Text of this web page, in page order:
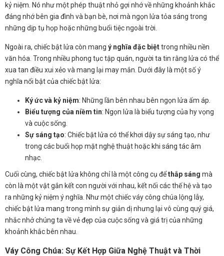
kỷ niệm. Nó như một phép thuật nhỏ gợi nhớ về những khoảnh khắc
đáng nhớ bên gia đình và bạn bè, nơi mà ngọn lửa tỏa sáng trong
những dịp tụ họp hoặc những buổi tiệc ngoài trời.
Ngoài ra, chiếc bật lửa còn mang ý nghĩa đặc biệttrong nhiều nền
văn hóa. Trong nhiều phong tục tập quán, người ta tin rằng lửa có thể
xua tan điều xui xẻo và mang lại may mắn. Dưới đây là một số ý
nghĩa nổi bật của chiếc bật lửa:
Ký ức và kỷ niệm: Những lần bên nhau bên ngọn lửa ấm áp.
Biểu tượng của niềm tin: Ngọn lửa là biểu tượng của hy vọng
và cuộc sống.
Sự sáng tạo: Chiếc bật lửa có thể khơi dậy sự sáng tạo, như
trong các buổi họp mặt nghệ thuật hoặc khi sáng tác âm
nhạc.
Cuối cùng, chiếc bật lửa không chỉ là một công cụ đểthắp sáng mà
còn là một vật gắn kết con người với nhau, kết nối các thế hệ và tạo
ra những kỷ niệm ý nghĩa. Như một chiếc váy công chúa lộng lẫy,
chiếc bật lửa mang trong mình sự giản dị nhưng lại vô cùng quý giá,
nhắc nhở chúng ta về vẻ đẹp của cuộc sống và giá trị của những
khoảnh khắc bên nhau.
Váy Công Chúa: Sự Kết Hợp Giữa Nghệ Thuật và Thời